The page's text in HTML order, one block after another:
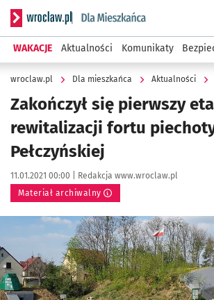
Serwis informacyjny wroclaw.pl
WAKACJE Aktualności Komunikaty
wroclaw.pl Dla mieszkańca Aktualności
Zakończył się pierwszy
rewitalizacji fortu
Pełczyńskiej
Data publikacji:
11.01.2021 00:00 | Autor:
Redakcja www.wroclaw.pl
Materiał archiwalny
Kliknij, aby powiększyć